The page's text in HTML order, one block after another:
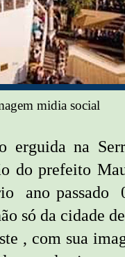
midia social
erguida na
do prefeito
ano passado
só da cidade
, com sua